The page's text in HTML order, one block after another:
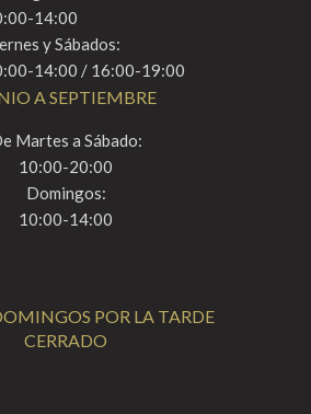
14:00
y Sábados:
14:00 / 16:00-19:00
A SEPTIEMBRE
Martes a Sábado:
10:00-20:00
Domingos:
10:00-14:00
POR LA TARDE
CERRADO